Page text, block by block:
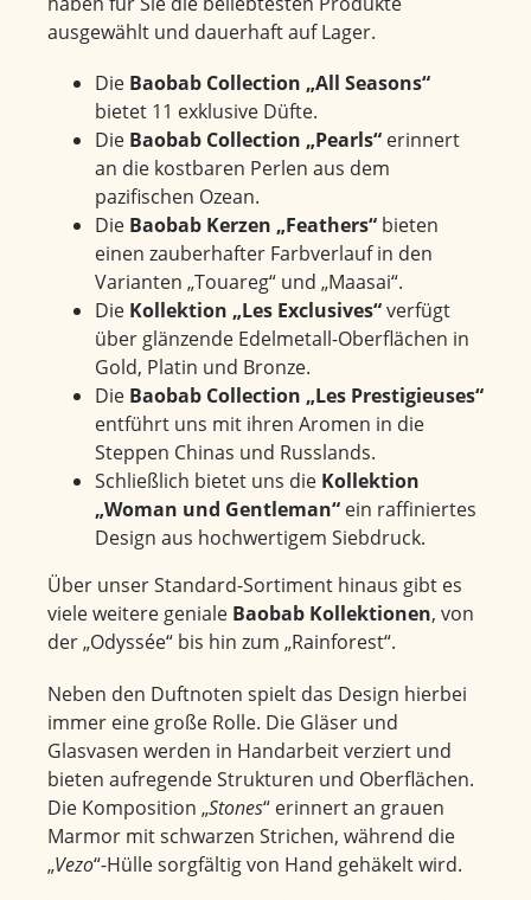
ausgewählt und dauerhaft auf Lager.
Die Baobab Collection „All Seasons“
bietet 11 exklusive Düfte.
Die Baobab Collection „Pearls“ erinnert
an die kostbaren Perlen aus dem
pazifischen Ozean.
Die Baobab Kerzen „Feathers“ bieten
einen zauberhafter Farbverlauf in den
Varianten „Touareg“ und „Maasai“.
Die Kollektion „Les Exclusives“verfügt
über glänzende Edelmetall-Oberflächen in
Gold, Platin und Bronze.
Die Baobab Collection „Les Prestigieuses“
entführt uns mit ihren Aromen in die
Steppen Chinas und Russlands.
Schließlich bietet uns die Kollektion
„Woman und Gentleman“ ein raffiniertes
Design aus hochwertigem Siebdruck.
Über unser Standard-Sortiment hinaus gibt es
viele weitere geniale Baobab Kollektionen, von
der „Odyssée“ bis hin zum „Rainforest“.
Neben den Duftnoten spielt das Design hierbei
immer eine große Rolle. Die Gläser und
Glasvasen werden in Handarbeit verziert und
bieten aufregende Strukturen und Oberflächen.
Die Komposition „Stones“ erinnert an grauen
Marmor mit schwarzen Strichen, während die
„Vezo“-Hülle sorgfältig von Hand gehäkelt wird.